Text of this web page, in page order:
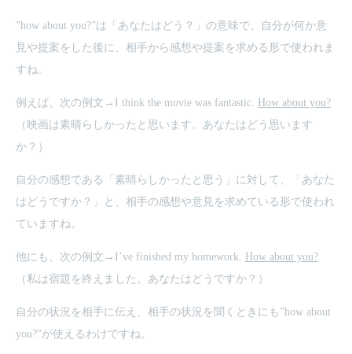
”how about you?”は「あなたはどう？」の意味で、自分が何か意
見や提案をした後に、相手から感想や提案を求める形で使われま
すね。
例えば、次の例文→I think the movie was fantastic. How about you?
（映画は素晴らしかったと思います。あなたはどう思います
か？）
自分の感想である「素晴らしかったと思う」に対して、「あなた
はどうですか？」と、相手の感想や意見を求めている形で使われ
ていますね。
他にも、次の例文→I’ve finished my homework. How about you?
（私は宿題を終えました。あなたはどうですか？）
自分の状況を相手に伝え、相手の状況を聞くときにも”how about
you?”が使えるわけですね。